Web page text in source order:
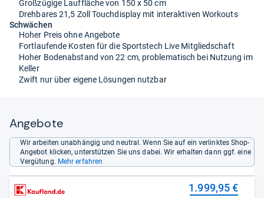
Großzügige Lauffläche von 150 x 50 cm
Drehbares 21,5 Zoll Touchdisplay mit interaktiven Workouts
Schwächen
Hoher Preis ohne Angebote
Fortlaufende Kosten für die Sportstech Live Mitgliedschaft
Hoher Bodenabstand von 22 cm, problematisch bei Nutzung im
Keller
Zwift nur über eigene Lösungen nutzbar
Angebote
Wir arbeiten unabhängig und neutral. Wenn Sie auf ein verlinktes Shop-
Angebot klicken, unterstützen Sie uns dabei. Wir erhalten dann ggf. eine
Vergütung. Mehr erfahren
1.999,95 €